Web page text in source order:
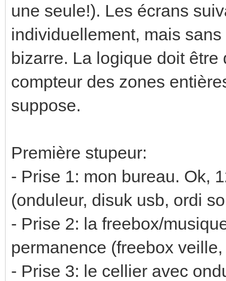
une seule!). Les écrans
individuellement, mais
bizarre. La logique doit
compteur des zones
suppose.
Première stupeur:
- Prise 1: mon bureau. Ok,
(onduleur, disuk usb, ordi
- Prise 2: la freebox/
permanence (freebox
- Prise 3: le cellier avec